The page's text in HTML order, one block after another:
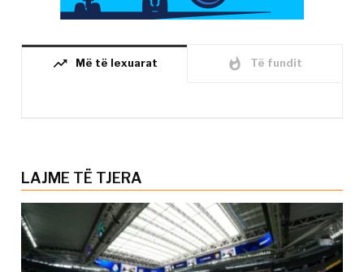
trending_up Më të lexuarat whatshot Të fundit
LAJME TË TJERA